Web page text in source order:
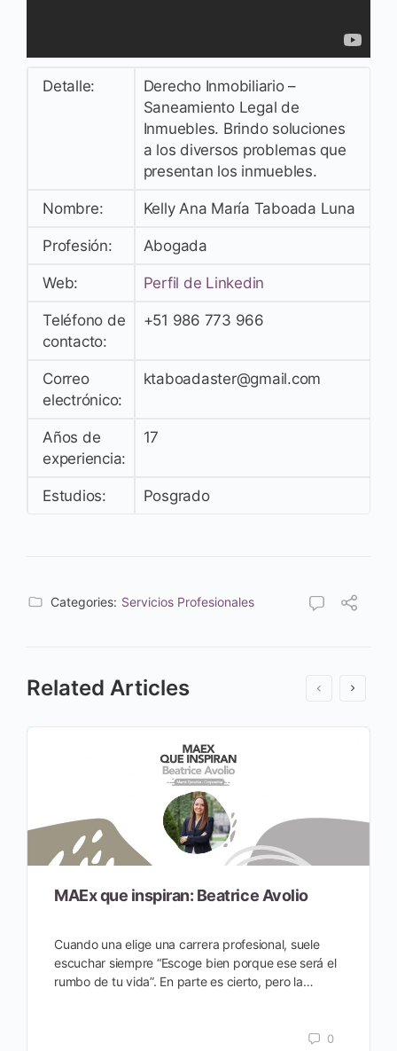
Detalle:
Derecho Inmobiliario –
Saneamiento Legal de
Inmuebles. Brindo soluciones
a los diversos problemas que
presentan los inmuebles.
Nombre: Kelly Ana María Taboada Luna
Profesión: Abogada
Web: Perfil de Linkedin
Teléfono de
contacto:
+51 986 773 966
Correo
electrónico:
ktaboadaster@gmail.com
Años de
experiencia:
17
Estudios: Posgrado
Categories: Servicios Profesionales
Related Articles
MAEx que inspiran: Beatrice Avolio
Cuando una elige una carrera profesional, suele
escuchar siempre “Escoge bien porque ese será el
rumbo de tu vida”. En parte es cierto, pero la…
0